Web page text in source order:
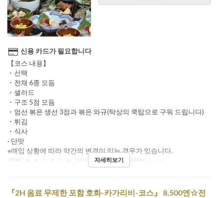
신용 카드가 필요합니다
【코스 내용】
・선택
・전채 6종 모듬
・샐러드
・구조 5점 모듬
・엄선 볶은 생선 3점과 볶은 와규(탁상의 쿡탑으로 구워 드립니다)
・튀김
・식사
· 단맛
※매입 상황에 따라 약간의 변경이 있는 경우가 있습니다.
요일 월, 화, 수, 목, 금, 토 식사 저녁 주문 수량 제한 2 ~ 14
자세히보기
『2H 음료 무제한 포함 호화-카가리비-코스』 8,500엔☆전